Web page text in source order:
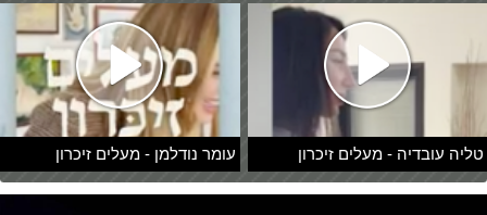
טליה עובדיה - מעלים זיכרון עומר נודלמן - מעלים זיכרון